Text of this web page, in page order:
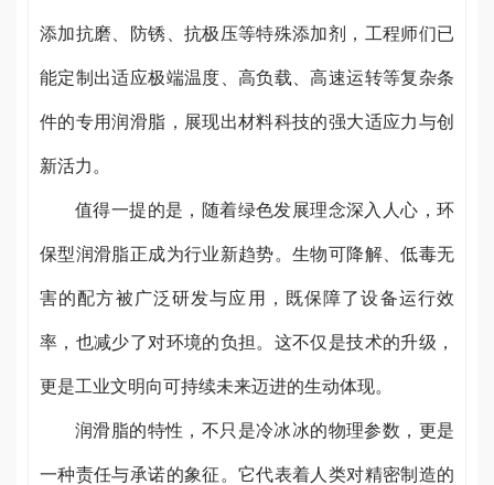
添加抗磨、防锈、抗极压等特殊添加剂，工程师们已
能定制出适应极端温度、高负载、高速运转等复杂条
件的专用润滑脂，展现出材料科技的强大适应力与创
新活力。
值得一提的是，随着绿色发展理念深入人心，环
保型润滑脂正成为行业新趋势。生物可降解、低毒无
害的配方被广泛研发与应用，既保障了设备运行效
率，也减少了对环境的负担。这不仅是技术的升级，
更是工业文明向可持续未来迈进的生动体现。
润滑脂的特性，不只是冷冰冰的物理参数，更是
一种责任与承诺的象征。它代表着人类对精密制造的